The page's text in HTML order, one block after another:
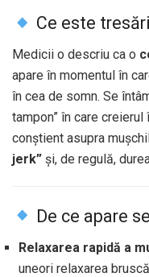
Ce este
Medicii o descriu ca o
apare în momentul în
în cea de somn. Se
tampon” în care
conștient asupra
jerk” și, de regulă,
De ce apare
Relaxarea rapidă a
uneori relaxarea